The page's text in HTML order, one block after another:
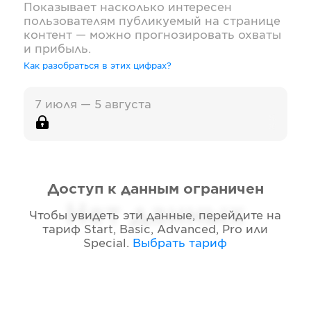
Показывает насколько интересен
пользователям публикуемый на странице
контент — можно прогнозировать охваты
и прибыль.
Как разобраться в этих цифрах?
7 июля — 5 августа
Нет данных
Доступ к данным ограничен
Чтобы увидеть эти данные, перейдите на
тариф Start, Basic, Advanced, Pro или
Special . Выбрать тариф